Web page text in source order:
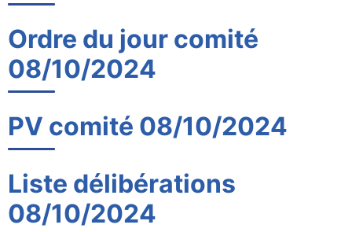
Ordre du jour comité
08/10/2024
PV comité 08/10/2024
Liste délibérations
08/10/2024